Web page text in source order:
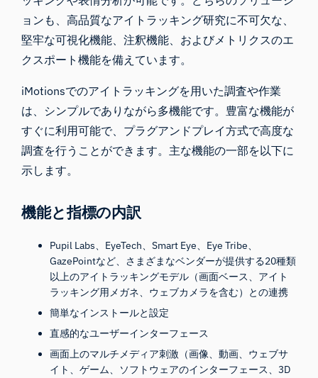
ョンも、高品質なアイトラッキング研究に不可欠な、
堅牢な可視化機能、注釈機能、およびメトリクスのエ
クスポート機能を備えています。
iMotionsでのアイトラッキングを用いた調査や作業
は、シンプルでありながら多機能です。豊富な機能が
すぐに利用可能で、プラグアンドプレイ方式で高度な
調査を行うことができます。主な機能の一部を以下に
示します。
機能と指標の内訳
Pupil Labs、EyeTech、Smart Eye、Eye Tribe、
GazePointなど、さまざまなベンダーが提供する20種類
以上のアイトラッキングモデル（画面ベース、アイト
ラッキング用メガネ、ウェブカメラを含む）との連携
簡単なインストールと設定
直感的なユーザーインターフェース
画面上のマルチメディア刺激（画像、動画、ウェブサ
イト、ゲーム、ソフトウェアのインターフェース、3D